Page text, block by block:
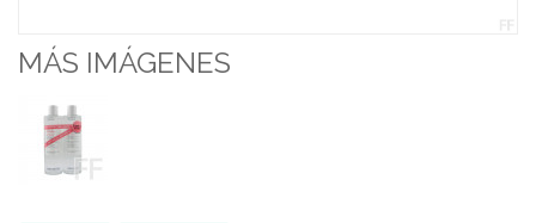
MÁS IMÁGENES